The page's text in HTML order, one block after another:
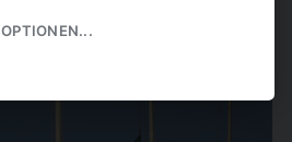
OPTIONEN...